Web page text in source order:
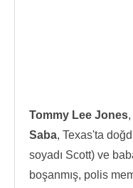
Tommy Lee Jones,
Saba, Texas'ta
soyadı Scott) ve
boşanmış, polis